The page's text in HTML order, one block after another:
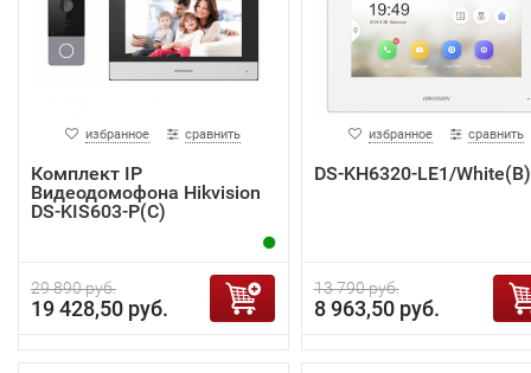
избранное сравнить
Комплект IP
Видеодомофона Hikvision
DS-KIS603-P(C)
29 890 руб.
19 428,50 руб.
избранное сравнить
DS-KH6320-LE1/White(B)
13 790 руб.
8 963,50 руб.